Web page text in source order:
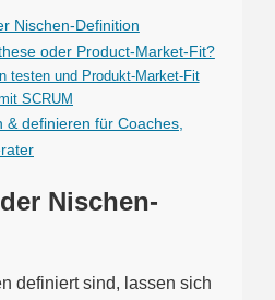
Nischen-Definition
oder Product-Market-Fit?
testen und Produkt-Market-Fit
SCRUM
& definieren für Coaches,
Nischen-
definiert sind, lassen sich